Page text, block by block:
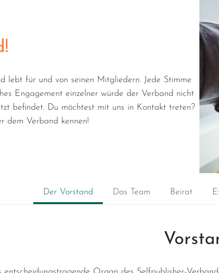
lebt für und von seinen Mitgliedern. Jede Stimme
Engagement einzelner würde der Verband nicht
befindet. Du möchtest mit uns in Kontakt treten?
dem Verband kennen!
Der Vorstand Das Team Beirat